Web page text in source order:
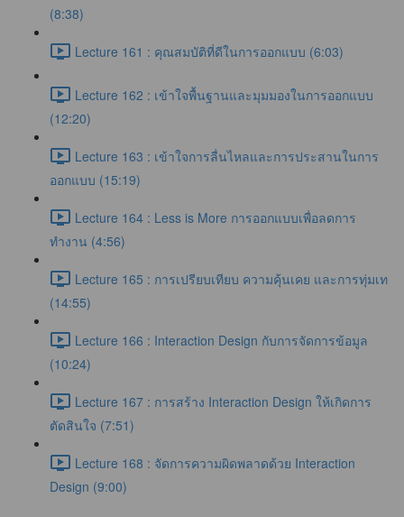
(8:38)
Lecture 161 : คุณสมบัติที่ดีในการออกแบบ (6:03)
Lecture 162 : เข้าใจพื้นฐานและมุมมองในการออกแบบ
(12:20)
Lecture 163 : เข้าใจการลื่นไหลและการประสานในการ
ออกแบบ (15:19)
Lecture 164 : Less is More การออกแบบเพื่อลดการ
ทำงาน (4:56)
Lecture 165 : การเปรียบเทียบ ความคุ้นเคย และการทุ่มเท
(14:55)
Lecture 166 : Interaction Design กับการจัดการข้อมูล
(10:24)
Lecture 167 : การสร้าง Interaction Design ให้เกิดการ
ตัดสินใจ (7:51)
Lecture 168 : จัดการความผิดพลาดด้วย Interaction
Design (9:00)